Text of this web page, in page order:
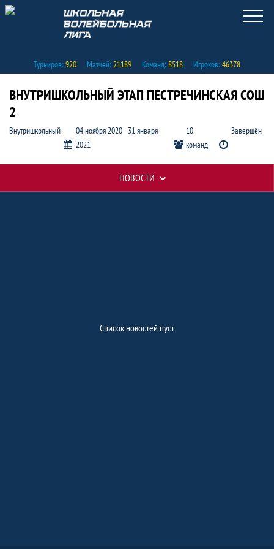
Турниров:920 Матчей:21189 Команд:8518 Игроков:46378
ВНУТРИШКОЛЬНЫЙ ЭТАП ПЕСТРЕЧИНСКАЯ СОШ
2
Внутришкольный
04 ноября 2020 - 31 января
2021
10
команд
Завершён
Список новостей пуст
НОВОСТИ